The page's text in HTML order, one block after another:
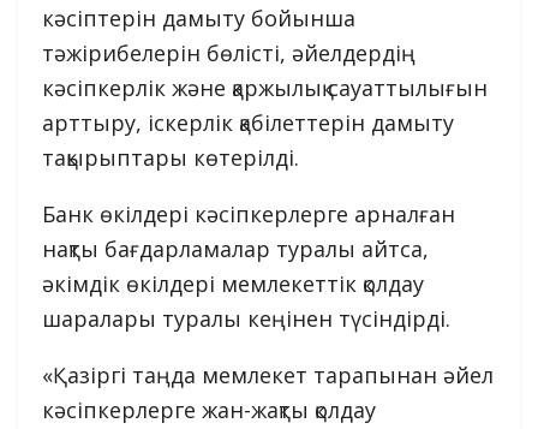
кәсіптерін дамыту бойынша
тәжірибелерін бөлісті, әйелдердің
кәсіпкерлік және қаржылық сауаттылығын
арттыру, іскерлік қабілеттерін дамыту
тақырыптары көтерілді.
Банк өкілдері кәсіпкерлерге арналған
нақты бағдарламалар туралы айтса,
әкімдік өкілдері мемлекеттік қолдау
шаралары туралы кеңінен түсіндірді.
«Қазіргі таңда мемлекет тарапынан әйел
кәсіпкерлерге жан-жақты қолдау